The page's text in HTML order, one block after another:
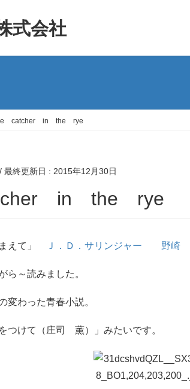
式会社
catcher in the rye
/ 最終更新日 : 2015年12月30日
in the rye
まえて」 Ｊ．Ｄ．サリンジャー 野崎
ら～読みました。
変わった青春小説。
をつけて（庄司 薫）」みたいです。